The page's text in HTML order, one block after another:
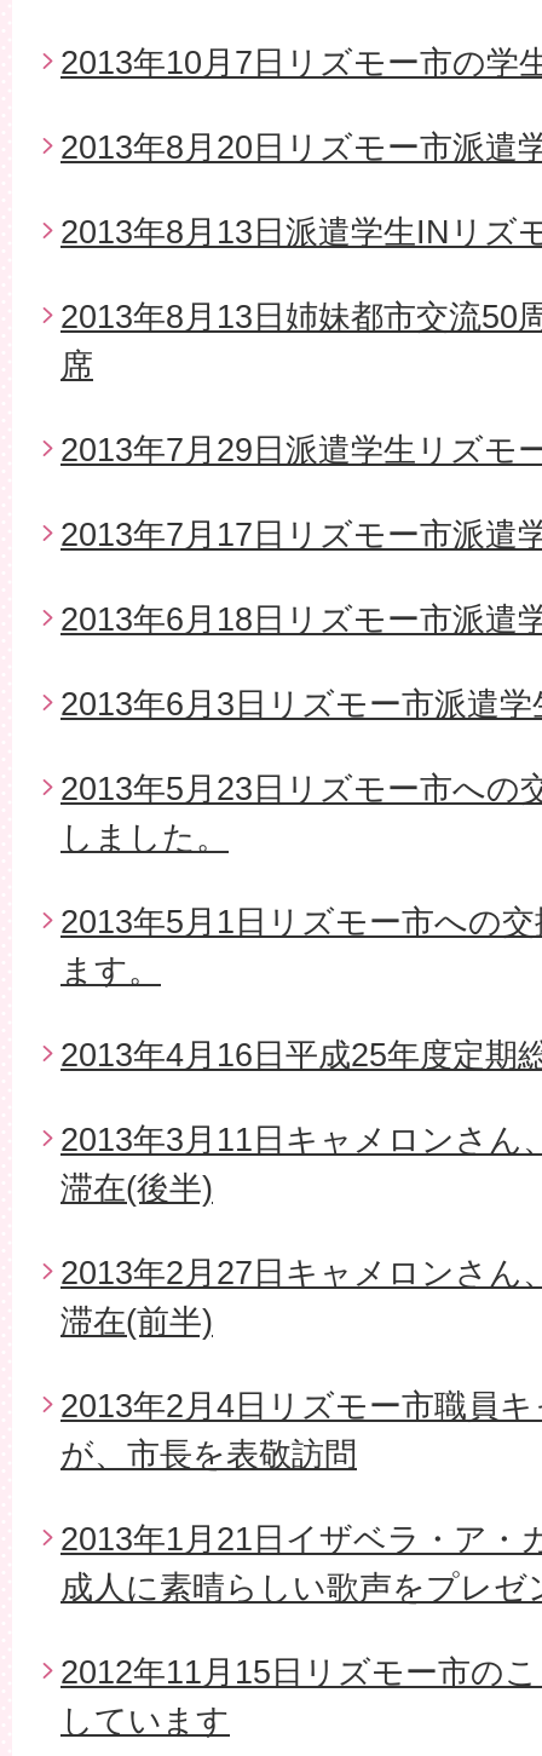
2013年10月7日リズモー市の学
2013年8月20日リズモー市派遣
2013年8月13日派遣学生INリズ
2013年8月13日姉妹都市交流50
席
2013年7月29日派遣学生リズモ
2013年7月17日リズモー市派遣
2013年6月18日リズモー市派遣
2013年6月3日リズモー市派遣学
2013年5月23日リズモー市への
しました。
2013年5月1日リズモー市への
ます。
2013年4月16日平成25年度定期
2013年3月11日キャメロンさん
滞在(後半)
2013年2月27日キャメロンさん
滞在(前半)
2013年2月4日リズモー市職員
が、市長を表敬訪問
2013年1月21日イザベラ・ア・
成人に素晴らしい歌声をプレ
2012年11月15日リズモー市の
しています